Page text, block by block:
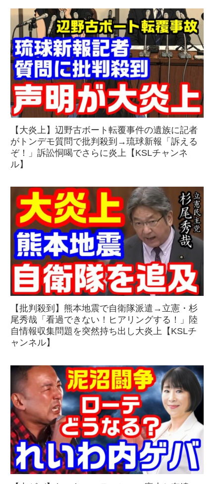
【大炎上】辺野古ボート転覆事件の遺族に記者
がトンデモ質問で批判殺到→琉球新報「訴える
ぞ！」訴訟恫喝でさらに炎上【KSLチャンネ
ル】
【批判殺到】熊本地震で自衛隊派遣→立憲・杉
尾秀哉「看過できない！ヒアリングする！」陸
自情報収集問題を突然持ち出し大炎上【KSLチ
ャンネル】